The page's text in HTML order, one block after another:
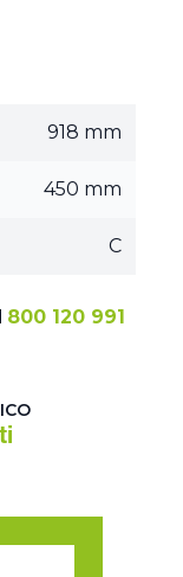
918 mm
450 mm
C
800 120 991